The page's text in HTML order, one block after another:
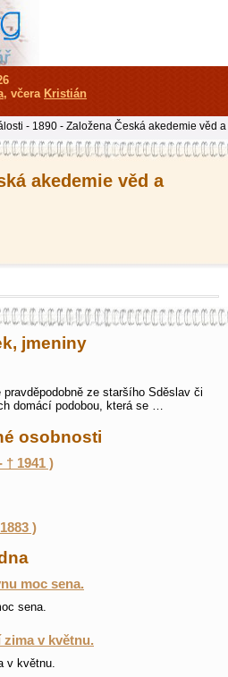
akedemie věd a
jmeniny
ze staršího Sděslav či
domácí podobou, která se …
osobnosti
† 1941 )
)
moc sena.
sena.
zima v květnu.
v květnu.
, včera Kristián
- 1890 - Založena Česká akedemie věd a